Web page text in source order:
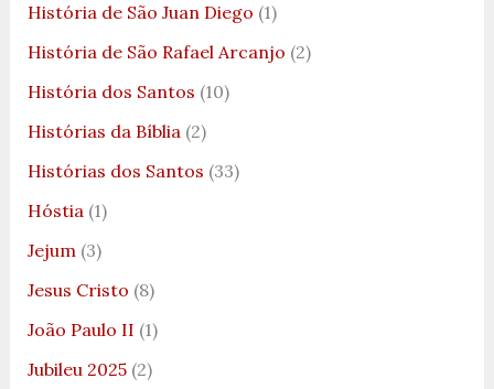
História de São Juan Diego (1)
História de São Rafael Arcanjo (2)
História dos Santos (10)
Histórias da Bíblia(2)
Histórias dos Santos (33)
Hóstia(1)
Jejum(3)
Jesus Cristo (8)
João Paulo II (1)
Jubileu 2025(2)